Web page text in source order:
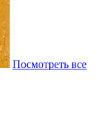
Посмотреть все